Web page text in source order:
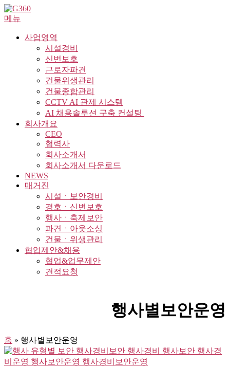
내
용
메뉴
사업영역
시설경비
신변보호
근로자파견
건물위생관리
건물종합관리
CCTV AI 관제 시스템
AI 채용솔루션 구축 컨설팅 ​
회사개요
CEO
협력사
회사소개서
회사소개서 다운로드
NEWS
매거진
시설ㆍ보안경비
경호ㆍ신변보호
행사ㆍ축제보안
파견ㆍ아웃소싱
건물ㆍ위생관리
협업제안&채용
협업&업무제안
견적요청
행사별보안운영
홈 » 행사별보안운영